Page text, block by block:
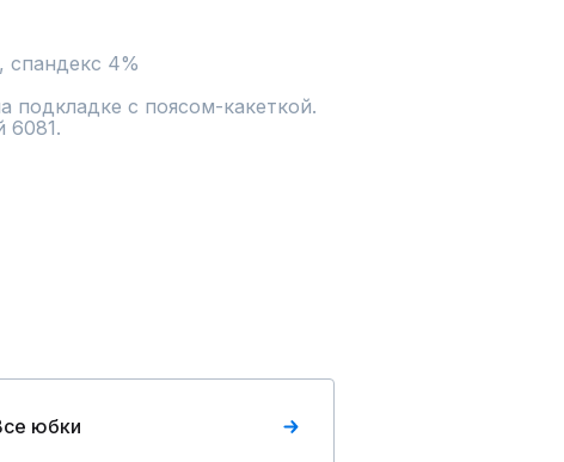
спандекс 4%
подкладке с поясом-какеткой.
6081.
юбки